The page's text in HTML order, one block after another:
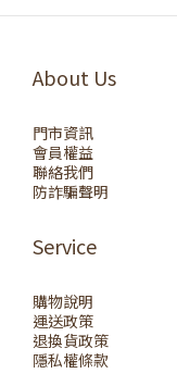
About Us
門市資訊
會員權益
聯絡我們
防詐騙聲明
Service
購物說明
運送政策
退換貨政策
隱私權條款